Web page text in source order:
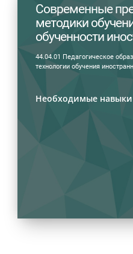
Современные
методики
обученности
44.04.01 Педагогическое
технологии обучения
Необходимые навыки